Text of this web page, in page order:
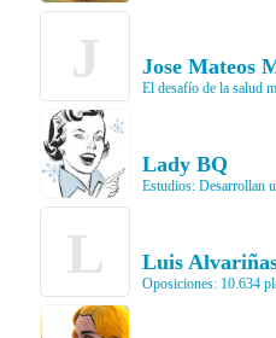
J Jose Mateos
El desafío de la salud
Lady BQ
Estudios: Desarrollan
L Luis
Oposiciones: 10.634